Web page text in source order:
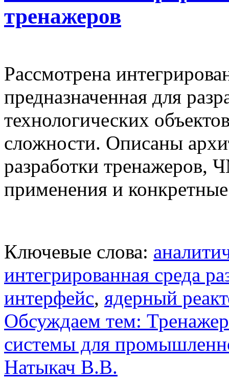
тренажеров
Рассмотрена
предназначенная для
технологических
сложности. Описаны
разработки тренажеров,
применения и
Ключевые слова:
интегрированная среда
интерфейс, ядерный
Обсуждаем тем:
системы для
Натыкач В.В.